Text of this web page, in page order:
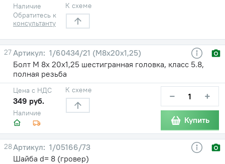
Наличие
Обратитесь к
консультанту
К схеме
27
1/60434/21 (М8х20х1,25)
Болт М 8х 20х1,25 шестигранная головка, класс 5.8,
полная резьба
Наличие
Цена с НДС
349 руб.
К схеме − +
Купить
28
1/05166/73
Шайба d= 8 (гровер)